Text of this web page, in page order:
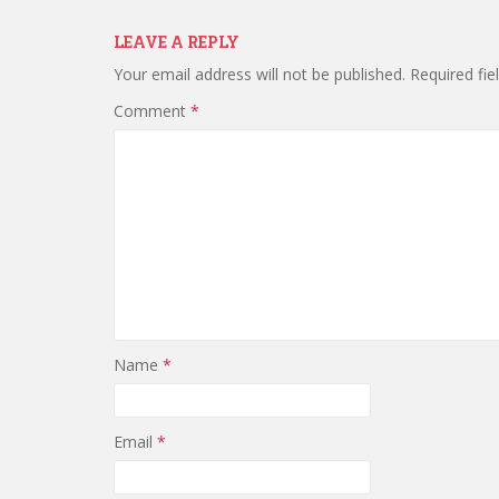
LEAVE A REPLY
Your email address will not be published. Required
Comment *
Name *
Email *